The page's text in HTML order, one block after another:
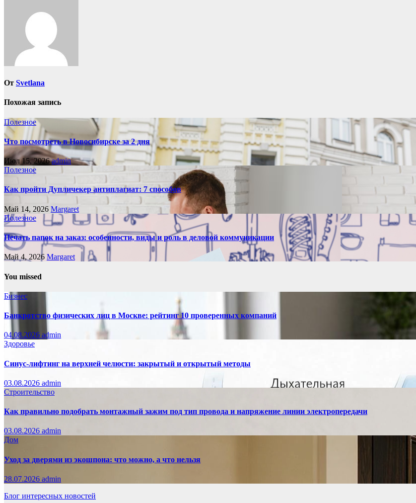
От Svetlana
Похожая запись
Полезное
Что посмотреть в Новосибирске за 2 дня
Июл 15, 2026admin
Полезное
Как пройти Дупличекер антиплагиат: 7 способов
Май 14, 2026 Margaret
Полезное
Печать папок на заказ: особенности, виды и роль в деловой коммуникации
Май 4, 2026 Margaret
You missed
Бизнес
Банкротство физических лиц в Москве: рейтинг 10 проверенных компаний
04.08.2026 admin
Здоровье
Синус-лифтинг на верхней челюсти: закрытый и открытый методы
03.08.2026 admin
Строительство
Как правильно подобрать монтажный зажим под тип провода и напряжение линии электропередачи
03.08.2026 admin
Дом
Уход за дверями из экошпона: что можно, а что нельзя
28.07.2026 admin
Блог интересных новостей